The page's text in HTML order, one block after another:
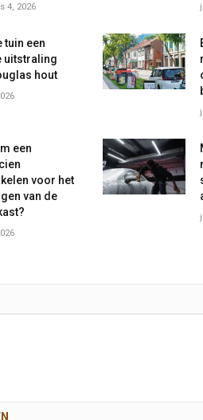
4, 2026
tuin een
uitstraling
hout
een
voor het
van de